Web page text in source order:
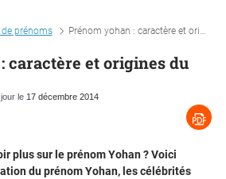
de prénoms Prénom yohan : caractère et origines du prénom yohan
caractère et origines du
le 17 décembre 2014
plus sur le prénom Yohan ? Voici
du prénom Yohan, les célébrités